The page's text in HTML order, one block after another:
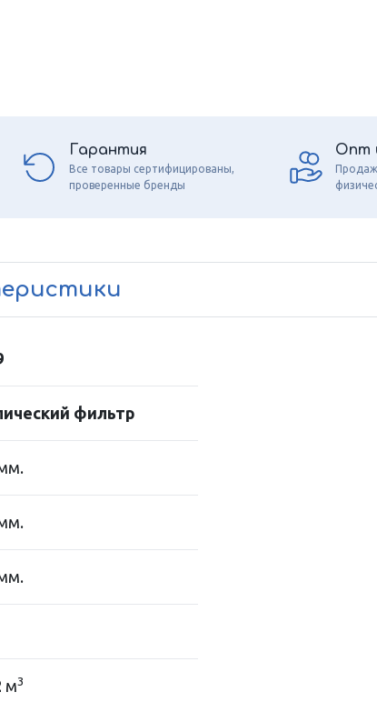
Гарантия
Все товары сертифицированы,
проверенные бренды
Опт
фильтр
м3